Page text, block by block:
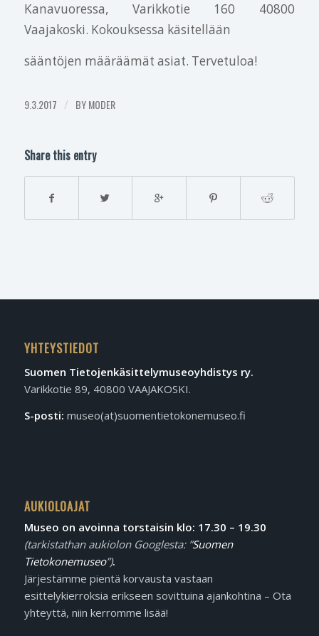
Kanavuoressa, Varikkotie 160 40800
Vaajakoski. Kokouksessa käsitellään
sääntöjen määräämät asiat. Tervetuloa!
9.3.2017 / BYMODER
Share this entry
YHTEYSTIEDOT
Suomen Tietojen­käsittely­museo­yhdistys ry.
Varikkotie 89, 40800 VAAJAKOSKI.
S-posti: museo(at)suomentietokonemuseo.fi
AUKIOLOAJAT
Museo on avoinna torstaisin klo: 17.30 – 19.30
(tarkistathan aukiolon Googlesta: ”Suomen
Tietokonemuseo”).
Järjestämme pientä korvausta vastaan
esittelykierroksia erikseen sovittuina ajankohtina – Ota
yhteyttä, niin kerromme lisää!